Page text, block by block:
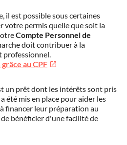
il est possible sous certaines
votre permis quelle que soit la
Compte Personnel de
doit contribuer à la
professionnel.
au CPF
un prêt dont les intérêts sont pris
été mis en place pour aider les
financer leur préparation au
bénéficier d'une facilité de